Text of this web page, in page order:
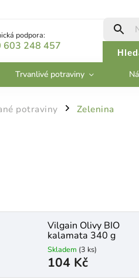
podpora:
603 248 457
Trvanlivé potraviny
potraviny / Zelenina
Vilgain Olivy BIO
kalamata 340 g
Skladem (3 ks)
104 Kč